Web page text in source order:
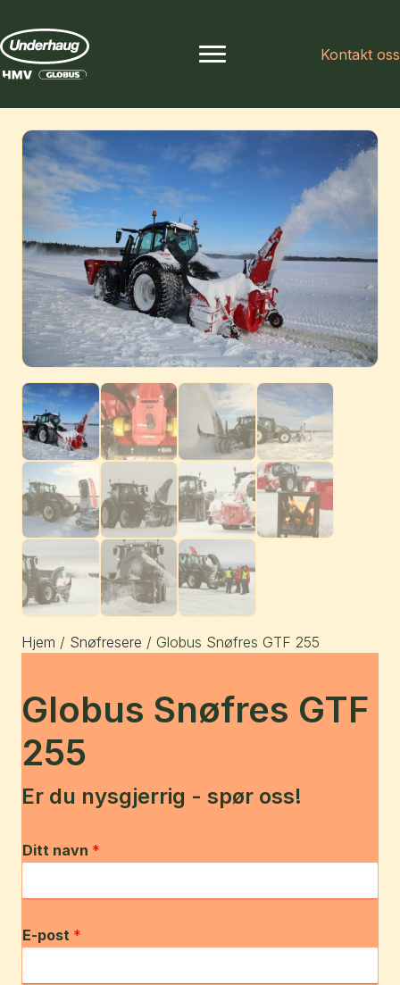
Kontakt oss
Hjem / Snøfresere / Globus Snøfres GTF 255
Globus Snøfres GTF
255
Er du nysgjerrig - spør oss!
Ditt navn *
E-post *